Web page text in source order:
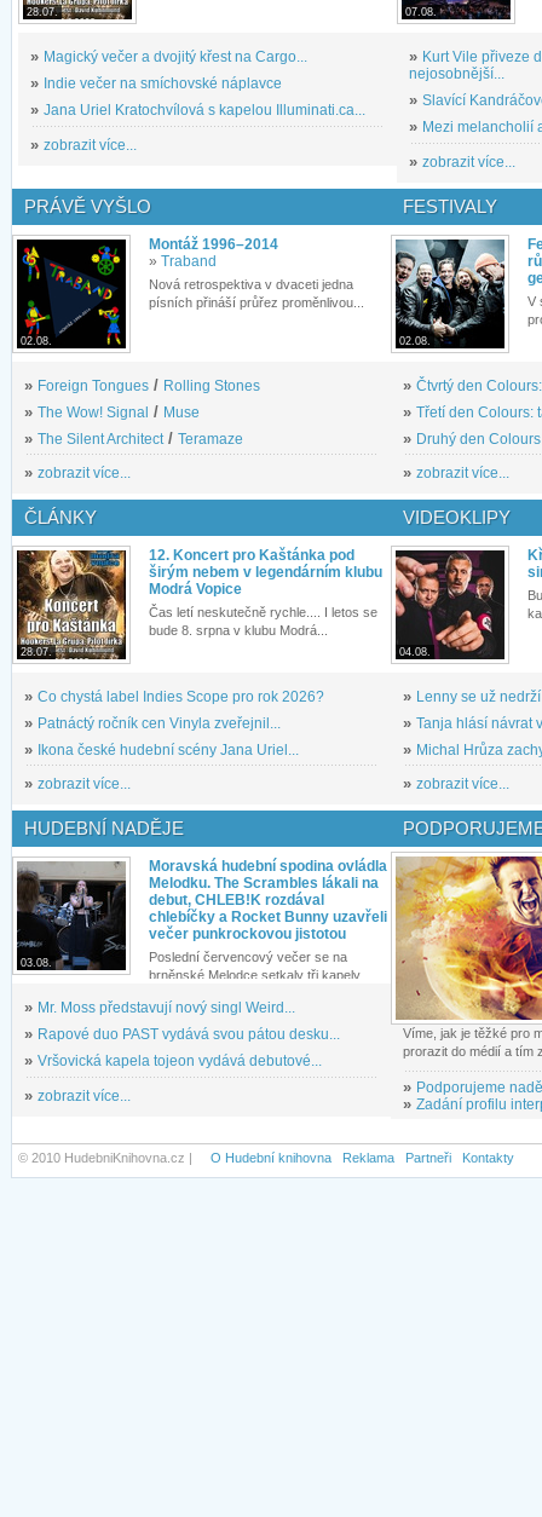
28.07.
» Magický večer a dvojitý křest na Cargo...
» Indie večer na smíchovské náplavce
» Jana Uriel Kratochvílová s kapelou Illuminati.ca...
» zobrazit více...
07.08.
» Kurt Vile přiveze
nejosobnější...
» Slavící
» Mezi melancholií
» zobrazit více...
PRÁVĚ VYŠLO
02.08.
Montáž 1996–2014
» Traband
Nová retrospektiva v dvaceti jedna
písních přináší průřez proměnlivou...
» Foreign Tongues / Rolling Stones
» The Wow! Signal / Muse
» The Silent Architect / Teramaze
» zobrazit více...
FESTIVALY
02.08.
V
» Čtvrtý den
» Třetí den Colours:
» Druhý den
» zobrazit více...
ČLÁNKY
28.07.
12. Koncert pro Kaštánka pod
širým nebem v legendárním klubu
Modrá Vopice
Čas letí neskutečně rychle.... I letos se
bude 8. srpna v klubu Modrá...
» Co chystá label Indies Scope pro rok 2026?
» Patnáctý ročník cen Vinyla zveřejnil...
»
Ikona české hudební scény Jana Uriel...
» zobrazit více...
VIDEOKLIPY
04.08.
» Lenny se už
» Tanja hlásí návrat
» Michal Hrůza
» zobrazit více...
HUDEBNÍ NADĚJE
03.08.
Moravská hudební spodina ovládla
Melodku. The Scrambles lákali na
debut, CHLEB!K rozdával
chlebíčky a Rocket Bunny uzavřeli
večer punkrockovou jistotou
Poslední červencový večer se na
brněnské Melodce setkaly tři kapely...
» Mr. Moss představují nový singl Weird...
» Rapové duo PAST vydává svou pátou desku...
» Vršovická kapela tojeon vydává debutové...
» zobrazit více...
Víme, jak je těžké pro
prorazit do médií a tím
» Podporujeme
» Zadání profilu
© 2010 HudebniKnihovna.cz | O Hudební knihovna Reklama Partneři Kontakty